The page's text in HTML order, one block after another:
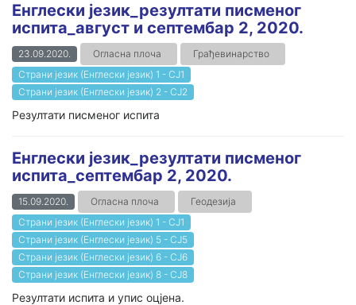
Енглески језик_резултати писменог
испита_август и септембар 2, 2020.
23.09.2020. Огласна плоча
Грађевинарство
Страни језик (Енглески језик) 1 - СЈ1
Страни језик (Енглески језик) 2 - СЈ2
Резултати писменог испита
Енглески језик_резултати писменог
испита_септембар 2, 2020.
15.09.2020. Огласна плоча
Геодезија
Страни језик (Енглески језик) 1 - СЈ1
Страни језик (Енглески језик) 5 - СЈ5
Страни језик (Енглески језик) 6 - СЈ6
Страни језик (Енглески језик) 8 - СЈ8
Резултати испита и упис оцјена.